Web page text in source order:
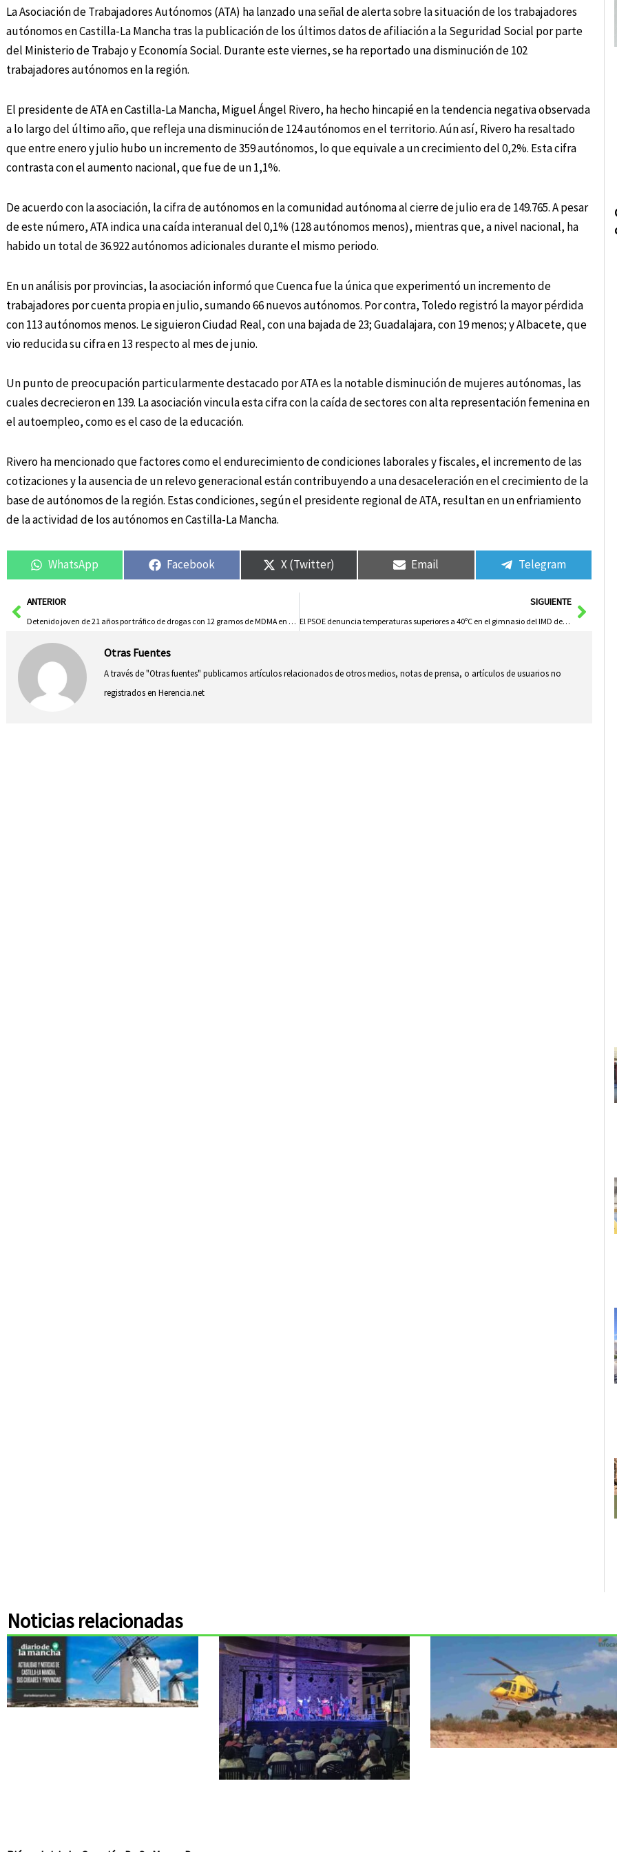
La Asociación de Trabajadores Autónomos (ATA) ha lanzado una señal de alerta sobre la situación de los trabajadores
autónomos en Castilla-La Mancha tras la publicación de los últimos datos de afiliación a la Seguridad Social por parte
del Ministerio de Trabajo y Economía Social. Durante este viernes, se ha reportado una disminución de 102
trabajadores autónomos en la región.
El presidente de ATA en Castilla-La Mancha, Miguel Ángel Rivero, ha hecho hincapié en la tendencia negativa observada
a lo largo del último año, que refleja una disminución de 124 autónomos en el territorio. Aún así, Rivero ha resaltado
que entre enero y julio hubo un incremento de 359 autónomos, lo que equivale a un crecimiento del 0,2%. Esta cifra
contrasta con el aumento nacional, que fue de un 1,1%.
De acuerdo con la asociación, la cifra de autónomos en la comunidad autónoma al cierre de julio era de 149.765. A pesar
de este número, ATA indica una caída interanual del 0,1% (128 autónomos menos), mientras que, a nivel nacional, ha
habido un total de 36.922 autónomos adicionales durante el mismo periodo.
En un análisis por provincias, la asociación informó que Cuenca fue la única que experimentó un incremento de
trabajadores por cuenta propia en julio, sumando 66 nuevos autónomos. Por contra, Toledo registró la mayor pérdida
con 113 autónomos menos. Le siguieron Ciudad Real, con una bajada de 23; Guadalajara, con 19 menos; y Albacete, que
vio reducida su cifra en 13 respecto al mes de junio.
Un punto de preocupación particularmente destacado por ATA es la notable disminución de mujeres autónomas, las
cuales decrecieron en 139. La asociación vincula esta cifra con la caída de sectores con alta representación femenina en
el autoempleo, como es el caso de la educación.
Rivero ha mencionado que factores como el endurecimiento de condiciones laborales y fiscales, el incremento de las
cotizaciones y la ausencia de un relevo generacional están contribuyendo a una desaceleración en el crecimiento de la
base de autónomos de la región. Estas condiciones, según el presidente regional de ATA, resultan en un enfriamiento
de la actividad de los autónomos en Castilla-La Mancha.
WhatsApp Facebook X (Twitter) Email Telegram
AntANTERIOR
Detenido joven de 21 años por tráfico de drogas con 12 gramos de MDMA en Tébar, Cuenca
SIGUIENTE
El PSOE denuncia temperaturas superiores a 40ºC en el gimnasio del IMD del estadio de atletismo de Albacete
Otras Fuentes
A través de "Otras fuentes" publicamos artículos relacionados de otros medios, notas de prensa, o artículos de usuarios no
registrados en Herencia.net
Noticias relacionadas